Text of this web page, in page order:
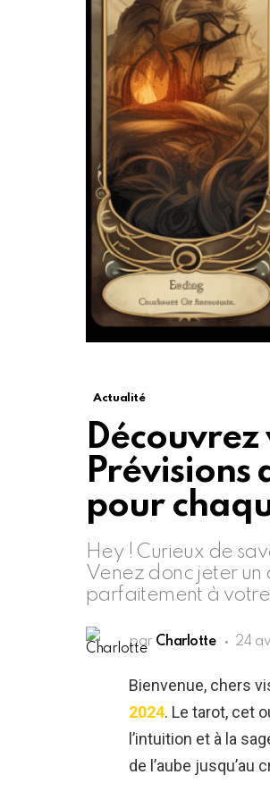
Actualité
Prévisions
pour
Hey ! Curieux de
Venez donc jeter
parfaitement à
par Charlotte 24
Bienvenue, chers
2024. Le tarot, cet
l’intuition et à la
de l’aube jusqu’au